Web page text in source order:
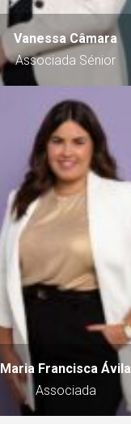
Vanessa Câmara
Associada Sénior
Maria Francisca Ávila
Associada